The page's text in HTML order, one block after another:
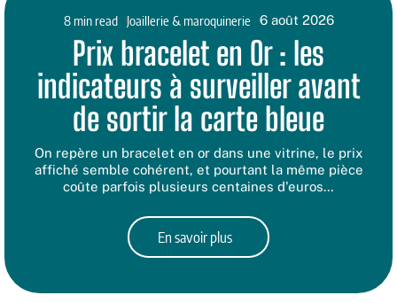
8 min read Joaillerie & maroquinerie 6 août 2026
Prix bracelet en Or : les
indicateurs à surveiller avant
de sortir la carte bleue
On repère un bracelet en or dans une vitrine, le prix
affiché semble cohérent, et pourtant la même pièce
coûte parfois plusieurs centaines d'euros…
En savoir plus